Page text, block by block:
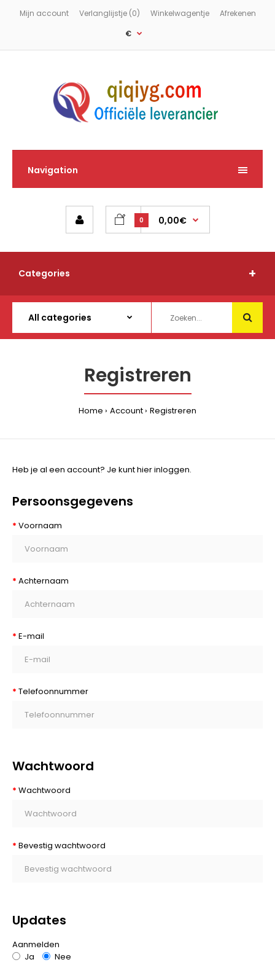
Mijn account Verlanglijstje (0) Winkelwagentje
Afrekenen
€
Navigation
0 0,00€
Categories
Registreren
Home Account Registreren
Heb je al een account? Je kunthierinloggen.
Persoonsgegevens
Voornaam
Achternaam
E-mail
Telefoonnummer
Wachtwoord
Wachtwoord
Bevestig wachtwoord
Updates
Aanmelden
Ja
Nee